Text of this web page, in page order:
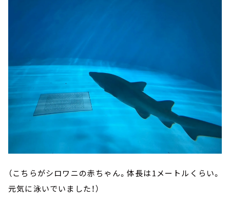
（こちらがシロワニの赤ちゃん。体長は1メートルくらい。
元気に泳いでいました！）